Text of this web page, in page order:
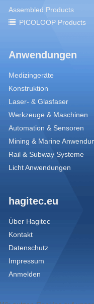
Assembled Products
PICOLOOP Products
Anwendungen
Medizingeräte
Konstruktion
Laser- & Glasfaser
Werkzeuge & Maschinen
Automation & Sensoren
Mining & Marine
Rail & Subway Systeme
Licht Anwendungen
hagitec.eu
Über Hagitec
Kontakt
Datenschutz
Impressum
Anmelden